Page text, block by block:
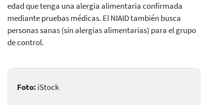
edad que tenga una alergia alimentaria confirmada
mediante pruebas médicas. El NIAID también busca
personas sanas (sin alergias alimentarias) para el grupo
de control.
Foto: iStock